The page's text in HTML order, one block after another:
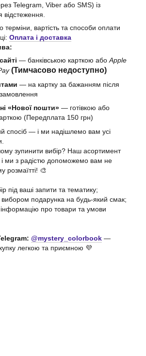
Telegram, Viber або SMS) із
терміни, вартість та способи оплати
Оплата і доставка
— банківською карткою або Apple
(Тимчасово недоступно)
— на картку за бажанням після
«Нової пошти» — готівкою або
(Передплата 150 грн)
спосіб — і ми надішлемо вам усі
зупинити вибір? Наш асортимент
і ми з радістю допоможемо вам не
розмаїтті! 🎨
під ваші запити та тематику;
подарунка на будь-який смак;
про товари та умови
@mystery_colorbook —
легкою та приємною 💜